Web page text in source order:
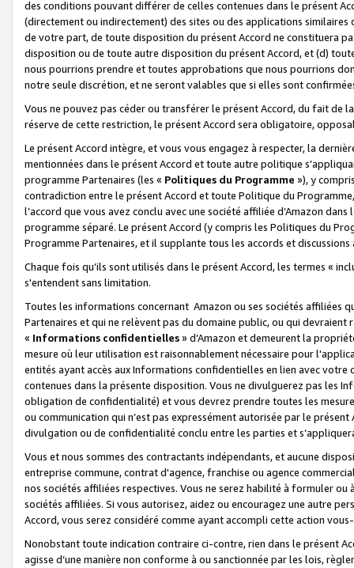
des conditions pouvant différer de celles contenues dans le présent
(directement ou indirectement) des sites ou des applications
de votre part, de toute disposition du présent Accord ne constituera
disposition ou de toute autre disposition du présent Accord, et (d)
nous pourrions prendre et toutes approbations que nous pourrions
notre seule discrétion, et ne seront valables que si elles sont
Vous ne pouvez pas céder ou transférer le présent Accord, du fait de
réserve de cette restriction, le présent Accord sera obligatoire,
Le présent Accord intègre, et vous vous engagez à respecter, la
mentionnées dans le présent Accord et toute autre politique
programme Partenaires (les « Politiques du Programme »), y
contradiction entre le présent Accord et toute Politique du
l’accord que vous avez conclu avec une société affiliée d’Amazon
programme séparé. Le présent Accord (y compris les Politiques du
Programme Partenaires, et il supplante tous les accords et discussions
Chaque fois qu’ils sont utilisés dans le présent Accord, les termes «
s'entendent sans limitation.
Toutes les informations concernant Amazon ou ses sociétés affiliées
Partenaires et qui ne relèvent pas du domaine public, ou qui
« Informations confidentielles» d’Amazon et demeurent la
mesure où leur utilisation est raisonnablement nécessaire pour
entités ayant accès aux Informations confidentielles en lien avec
contenues dans la présente disposition. Vous ne divulguerez pas les
obligation de confidentialité) et vous devrez prendre toutes les
ou communication qui n’est pas expressément autorisée par le
divulgation ou de confidentialité conclu entre les parties et
Vous et nous sommes des contractants indépendants, et aucune
entreprise commune, contrat d'agence, franchise ou agence
nos sociétés affiliées respectives. Vous ne serez habilité à formuler
sociétés affiliées. Si vous autorisez, aidez ou encouragez une autre
Accord, vous serez considéré comme ayant accompli cette action
Nonobstant toute indication contraire ci-contre, rien dans le présent
agisse d’une manière non conforme à ou sanctionnée par les lois,